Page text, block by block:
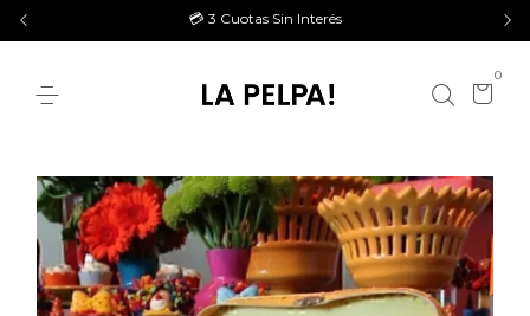
💳 3 Cuotas Sin Interés
0